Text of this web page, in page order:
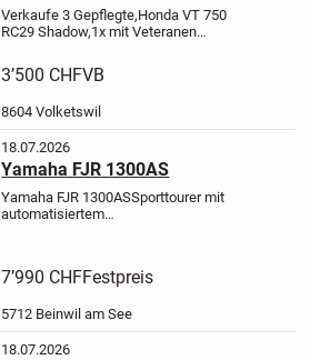
Verkaufe 3 Gepflegte,Honda VT 750
RC29 Shadow,1x mit Veteranen
Sturzbügel in Rot. Alle Service
gemacht! Sofort Fahrbereit nur
2025.Veteranen MFK...
3’500 CHFVB
8604 Volketswil
18.07.2026
Yamaha FJR 1300AS
Yamaha FJR 1300ASSporttourer mit
automatisiertem
unfallfrei und weist keine Mängel
7’990 CHFFestpreis
5712 Beinwil am See
18.07.2026